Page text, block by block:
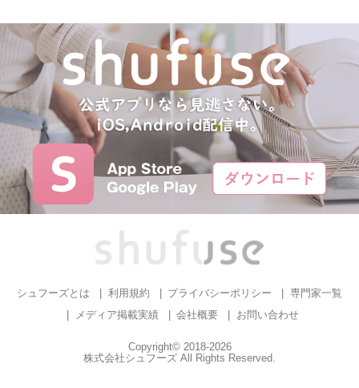
シュフーズとは 利用規約 プライバシーポリシー
専門家一覧
メディア掲載実績
会社概要 お問い合わせ
Copyright© 2018-2026
株式会社シュフーズ All Rights Reserved.